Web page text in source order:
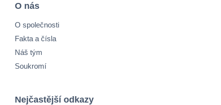
O nás
O společnosti
Fakta a čísla
Náš tým
Soukromí
Nejčastější odkazy